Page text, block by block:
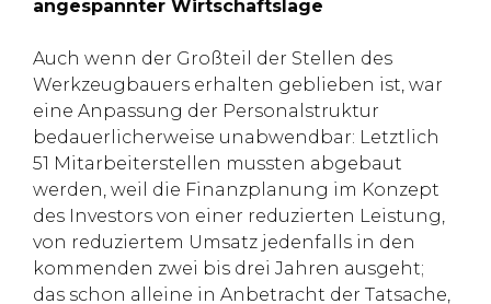
angespannter Wirtschaftslage
Auch wenn der Großteil der Stellen des
Werkzeugbauers erhalten geblieben ist, war
eine Anpassung der Personalstruktur
bedauerlicherweise unabwendbar: Letztlich
51 Mitarbeiterstellen mussten abgebaut
werden, weil die Finanzplanung im Konzept
des Investors von einer reduzierten Leistung,
von reduziertem Umsatz jedenfalls in den
kommenden zwei bis drei Jahren ausgeht;
das schon alleine in Anbetracht der Tatsache,